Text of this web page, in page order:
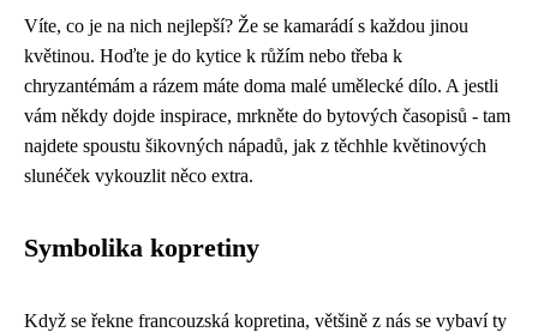
Víte, co je na nich nejlepší? Že se kamarádí s každou jinou
květinou. Hoďte je do kytice k růžím nebo třeba k
chryzantémám a rázem máte doma malé umělecké dílo. A jestli
vám někdy dojde inspirace, mrkněte do bytových časopisů - tam
najdete spoustu šikovných nápadů, jak z těchhle květinových
slunéček vykouzlit něco extra.
Symbolika kopretiny
Když se řekne francouzská kopretina, většině z nás se vybaví ty